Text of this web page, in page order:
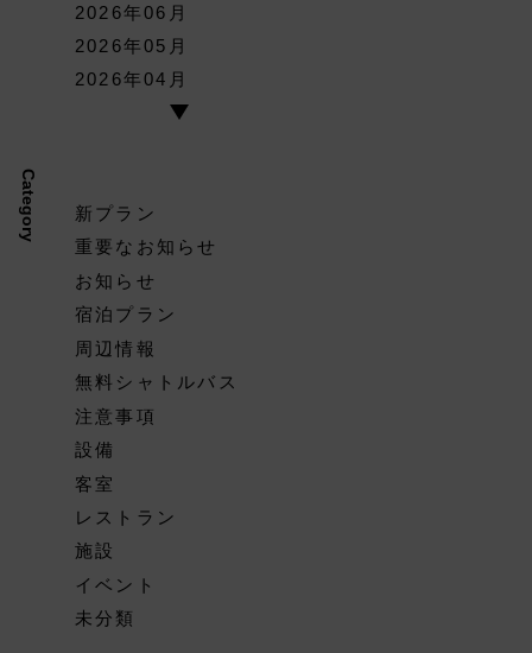
2026年06月
2026年05月
2026年04月
Category
新プラン
重要なお知らせ
お知らせ
宿泊プラン
周辺情報
無料シャトルバス
注意事項
設備
客室
レストラン
施設
イベント
未分類